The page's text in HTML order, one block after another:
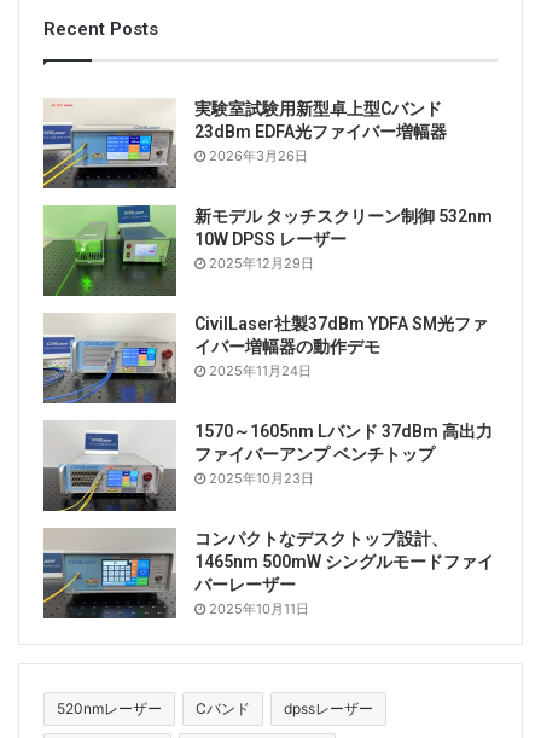
Recent Posts
実験室試験用新型卓上型Cバンド
23dBm EDFA光ファイバー増幅器
2026年3月26日
新モデル タッチスクリーン制御 532nm
10W DPSS レーザー
2025年12月29日
CivilLaser社製37dBm YDFA SM光ファ
イバー増幅器の動作デモ
2025年11月24日
1570～1605nm Lバンド 37dBm 高出力
ファイバーアンプ ベンチトップ
2025年10月23日
コンパクトなデスクトップ設計、
1465nm 500mW シングルモードファイ
バーレーザー
2025年10月11日
520nmレーザー Cバンド dpssレーザー